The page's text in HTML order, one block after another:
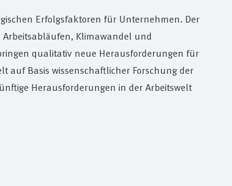
Erfolgsfaktoren für Unternehmen. Der
Klimawandel und
qualitativ neue Herausforderungen für
auf Basis wissenschaftlicher Forschung der
Herausforderungen in der Arbeitswelt